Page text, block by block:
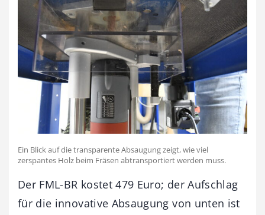
Ein Blick auf die transparente Absaugung zeigt, wie viel
zerspantes Holz beim Fräsen abtransportiert werden muss.
Der FML-BR kostet 479 Euro; der Aufschlag
für die innovative Absaugung von unten ist